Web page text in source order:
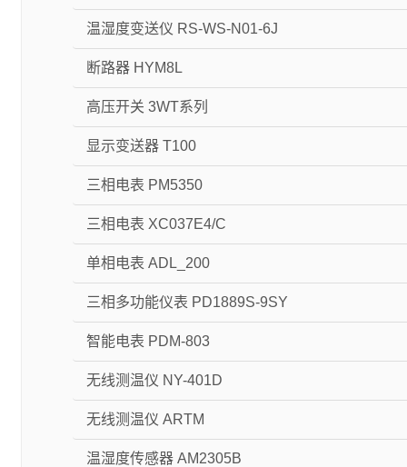
温湿度变送仪 RS-WS-N01-6J
断路器 HYM8L
高压开关 3WT系列
显示变送器 T100
三相电表 PM5350
三相电表 XC037E4/C
单相电表 ADL_200
三相多功能仪表 PD1889S-9SY
智能电表 PDM-803
无线测温仪 NY-401D
无线测温仪 ARTM
温湿度传感器 AM2305B